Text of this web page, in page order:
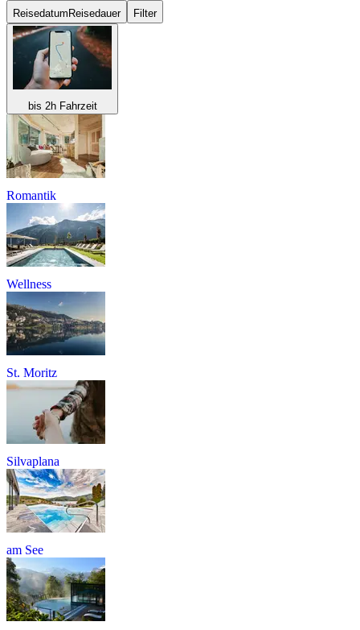
Reisedatum Reisedauer Filter
bis 2h Fahrzeit
Romantik
Wellness
St. Moritz
Silvaplana
am See